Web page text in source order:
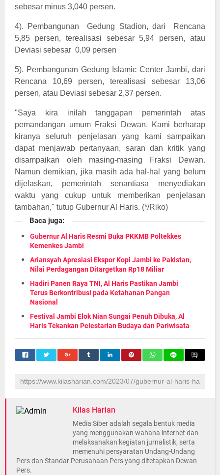
sebesar minus 3,040 persen.
4). Pembangunan Gedung Stadion, dari
Rencana
5,85 persen, terealisasi sebesar 5,94 persen, atau
Deviasi sebesar 0,09 persen
5). Pembangunan Gedung Islamic Center Jambi, dari
Rencana 10,69 persen, terealisasi sebesar 13,06
persen, atau Deviasi sebesar 2,37 persen.
"Saya kira inilah tanggapan pemerintah atas
pemandangan umum Fraksi Dewan. Kami berharap
kiranya seluruh penjelasan yang kami sampaikan
dapat menjawab pertanyaan, saran dan kritik yang
disampaikan oleh masing-masing Fraksi Dewan.
Namun demikian, jika masih ada hal-hal yang belum
dijelaskan, pemerintah senantiasa menyediakan
waktu yang cukup untuk memberikan penjelasan
tambahan," tutup Gubernur Al Haris. (*/Riko)
Baca juga:
Gubernur Al Haris Resmi Buka PKKMB Poltekkes
Kemenkes Jambi
Ariansyah Apresiasi Ekspor Kopi Jambi ke Pakistan,
Nilai Perdagangan Ditargetkan Rp18 Miliar
Hadiri Panen Raya TNI, Al Haris Pastikan Jambi
Terus Berkontribusi pada Ketahanan Pangan
Nasional
Festival Jambi Elok Nian Sungai Penuh Dibuka, Al
Haris Tekankan Pelestarian Budaya dan Pariwisata
Kilas Harian
Media Siber adalah segala bentuk media
yang menggunakan wahana internet dan
melaksanakan kegiatan jurnalistik, serta
memenuhi persyaratan Undang-Undang
Pers dan Standar Perusahaan Pers yang ditetapkan Dewan
Pers.